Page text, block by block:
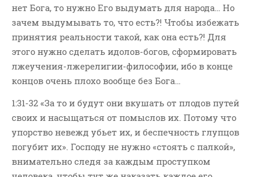
нет Бога, то нужно Его выдумать для народа… Но
зачем выдумывать то, что есть?! Чтобы избежать
принятия реальности такой, как она есть?! Для
этого нужно сделать идолов-богов, сформировать
лжеучения-лжерелигии-философии, ибо в конце
концов очень плохо вообще без Бога…
1:31-32 «За то и будут они вкушать от плодов путей
своих и насыщаться от помыслов их. Потому что
упорство невежд убьет их, и беспечность глупцов
погубит их». Господу не нужно «стоять с палкой»,
внимательно следя за каждым проступком